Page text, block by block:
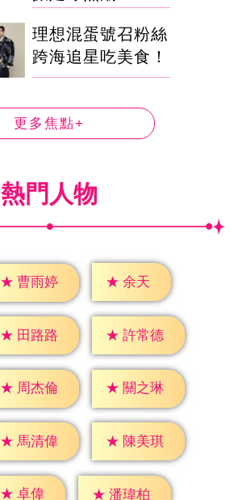
理想混蛋號召粉絲
跨海追星吃美食！
更多焦點+
熱門人物
★ 曹雨婷 ★ 余天
★ 田路路 ★ 許常德
★ 周杰倫 ★ 關之琳
★ 馬清偉 ★ 陳美琪
★ 卓偉 ★ 潘瑋柏